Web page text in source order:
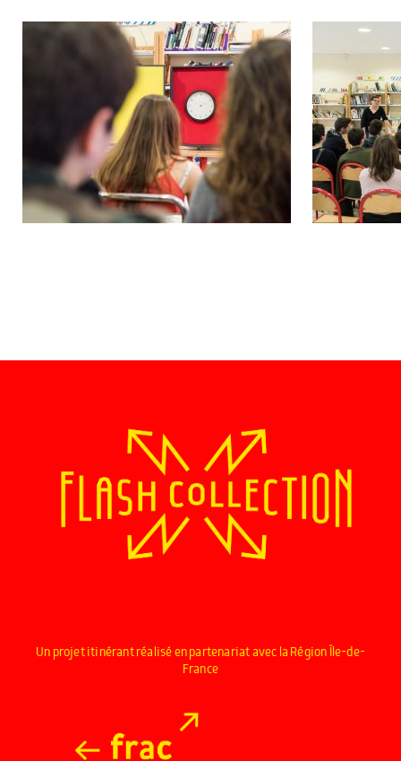
Un projet itinérant réalisé en partenariat avec la Région Île-de-
France